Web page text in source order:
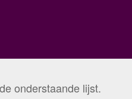
onderstaande lijst.